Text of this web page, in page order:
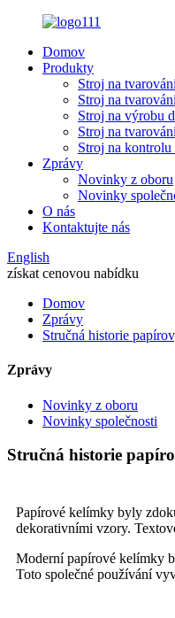
Domov
Produkty
Stroj na
Stroj na
Stroj na výrobu
Stroj na
Stroj na
Zprávy
Novinky z oboru
Novinky
O nás
Kontaktujte nás
English
získat cenovou nabídku
Domov
Zprávy
Stručná historie
Zprávy
Novinky z oboru
Novinky společnosti
Stručná historie
Papírové kelímky byly
dekorativními vzory.
Moderní papírové kelímky
Toto společné používání